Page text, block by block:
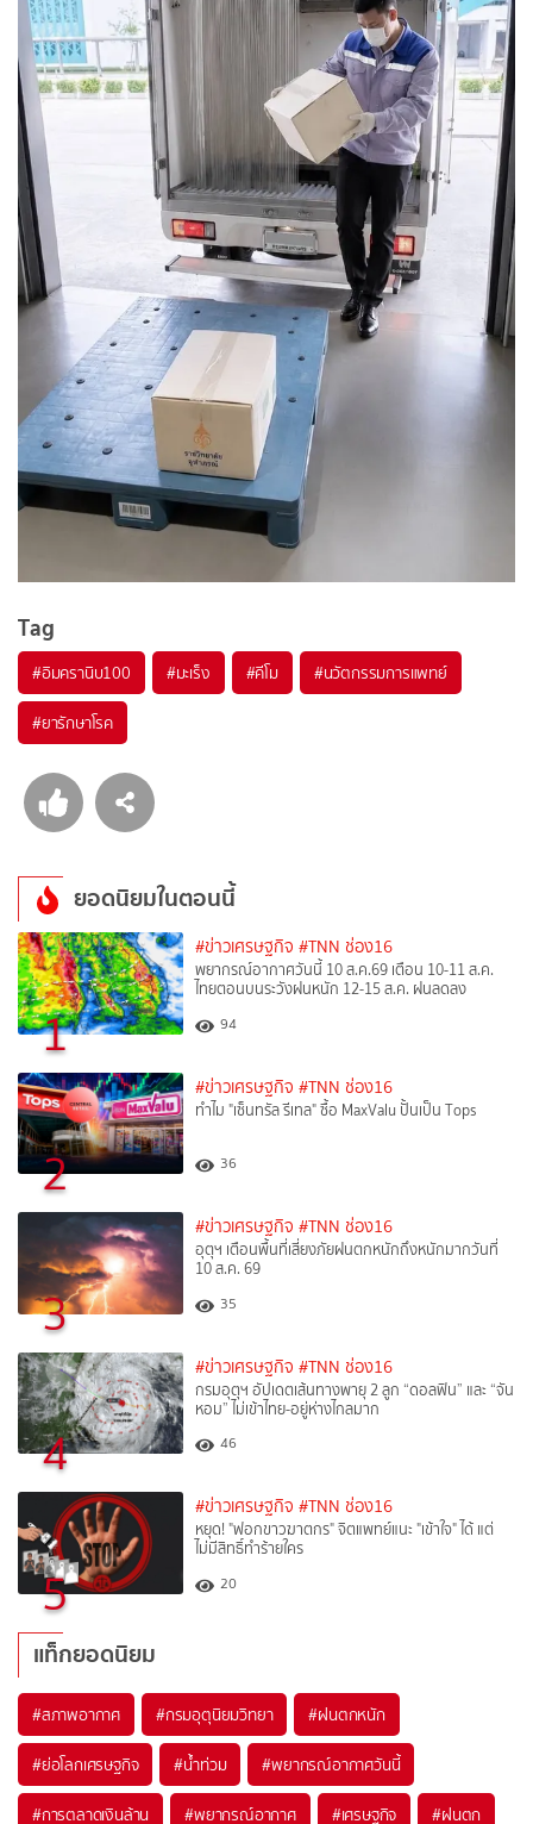
Tag
#อิมครานิบ100 #มะเร็ง #คีโม #นวัตกรรมการแพทย์
#ยารักษาโรค
ยอดนิยมในตอนนี้
1
#ข่าวเศรษฐกิจ #TNN ช่อง16
พยากรณ์อากาศวันนี้ 10 ส.ค.69 เตือน 10-11 ส.ค.
ไทยตอนบนระวังฝนหนัก 12-15 ส.ค. ฝนลดลง
94
2
#ข่าวเศรษฐกิจ #TNN ช่อง16
ทำไม "เซ็นทรัล รีเทล" ซื้อ MaxValu ปั้นเป็น Tops
36
3
#ข่าวเศรษฐกิจ #TNN ช่อง16
อุตุฯ เตือนพื้นที่เสี่ยงภัยฝนตกหนักถึงหนักมากวันที่
10 ส.ค. 69
35
4
#ข่าวเศรษฐกิจ #TNN ช่อง16
กรมอุตุฯ อัปเดตเส้นทางพายุ 2 ลูก “ดอลฟิน” และ “จัน
หอม” ไม่เข้าไทย-อยู่ห่างไกลมาก
46
5
#ข่าวเศรษฐกิจ #TNN ช่อง16
หยุด! "ฟอกขาวฆาตกร" จิตแพทย์แนะ "เข้าใจ" ได้ แต่
ไม่มีสิทธิ์ทำร้ายใคร
20
แท็กยอดนิยม
#สภาพอากาศ #กรมอุตุนิยมวิทยา #ฝนตกหนัก
#ย่อโลกเศรษฐกิจ #น้ำท่วม #พยากรณ์อากาศวันนี้
#การตลาดเงินล้าน #พยากรณ์อากาศ #เศรษฐกิจ #ฝนตก